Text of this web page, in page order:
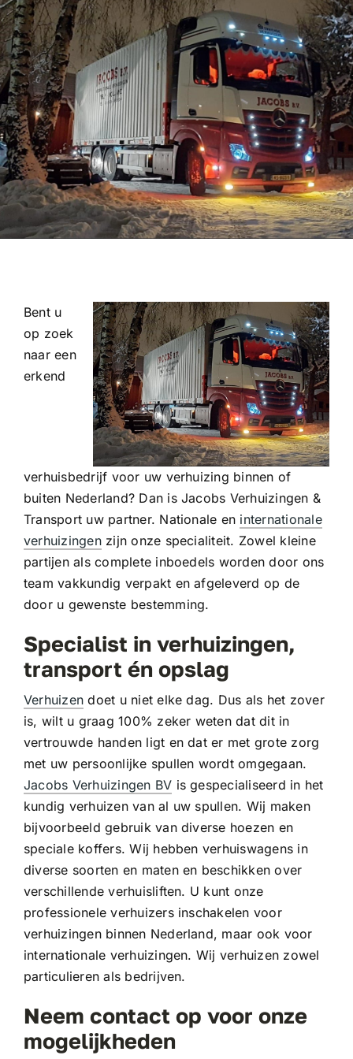
Bent u
op zoek
naar een
erkend
verhuisbedrijf voor uw verhuizing binnen of
buiten Nederland? Dan is Jacobs Verhuizingen &
Transport uw partner. Nationale en internationale
verhuizingenzijn onze specialiteit. Zowel kleine
partijen als complete inboedels worden door ons
team vakkundig verpakt en afgeleverd op de
door u gewenste bestemming.
Specialist in verhuizingen,
transport én opslag
Verhuizen doet u niet elke dag. Dus als het zover
is, wilt u graag 100% zeker weten dat dit in
vertrouwde handen ligt en dat er met grote zorg
met uw persoonlijke spullen wordt omgegaan.
Jacobs Verhuizingen BV is gespecialiseerd in het
kundig verhuizen van al uw spullen. Wij maken
bijvoorbeeld gebruik van diverse hoezen en
speciale koffers. Wij hebben verhuiswagens in
diverse soorten en maten en beschikken over
verschillende verhuisliften. U kunt onze
professionele verhuizers inschakelen voor
verhuizingen binnen Nederland, maar ook voor
internationale verhuizingen. Wij verhuizen zowel
particulieren als bedrijven.
Neem contact op voor onze
mogelijkheden